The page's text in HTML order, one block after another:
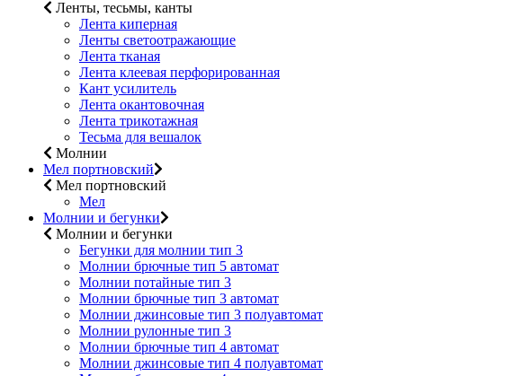
Ленты, тесьмы, канты
Лента киперная
Ленты светоотражающие
Лента тканая
Лента клеевая перфорированная
Кант усилитель
Лента окантовочная
Лента трикотажная
Тесьма для вешалок
Молнии
Мел портновский
Мел портновский
Мел
Молнии и бегунки
Молнии и бегунки
Бегунки для молнии тип 3
Молнии брючные тип 5 автомат
Молнии потайные тип 3
Молнии брючные тип 3 автомат
Молнии джинсовые тип 3 полуавтомат
Молнии рулонные тип 3
Молнии брючные тип 4 автомат
Молнии джинсовые тип 4 полуавтомат